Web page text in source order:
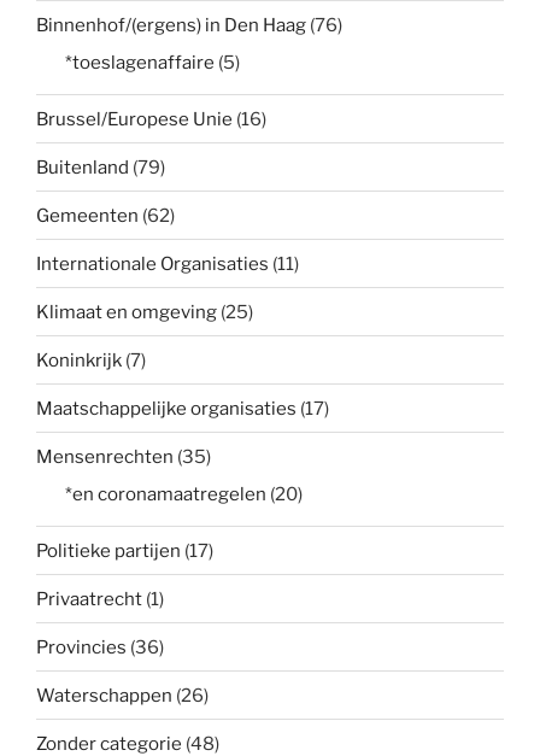
Binnenhof/(ergens) in Den Haag (76)
*toeslagenaffaire (5)
Brussel/Europese Unie (16)
Buitenland (79)
Gemeenten (62)
Internationale Organisaties (11)
Klimaat en omgeving (25)
Koninkrijk (7)
Maatschappelijke organisaties (17)
Mensenrechten (35)
*en coronamaatregelen (20)
Politieke partijen (17)
Privaatrecht (1)
Provincies (36)
Waterschappen (26)
Zonder categorie (48)